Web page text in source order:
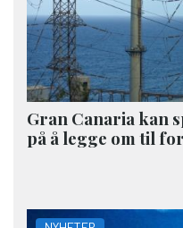
Gran Canaria kan
på å legge om til